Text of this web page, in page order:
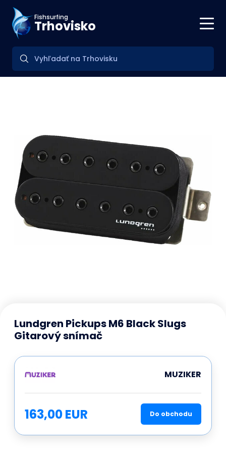
Fishsurfing
Trhovisko
Lundgren Pickups M6 Black Slugs
Gitarový snímač
MUZIKER
163,00 EUR Do obchodu